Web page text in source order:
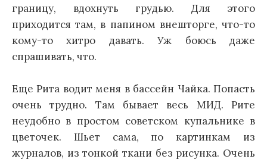
границу, вдохнуть грудью. Для этого
приходится там, в папином внешторге, что-то
кому-то хитро давать. Уж боюсь даже
спрашивать, что.
Еще Рита водит меня в бассейн Чайка. Попасть
очень трудно. Там бывает весь МИД. Рите
неудобно в простом советском купальнике в
цветочек. Шьет сама, по картинкам из
журналов, из тонкой ткани без рисунка. Очень